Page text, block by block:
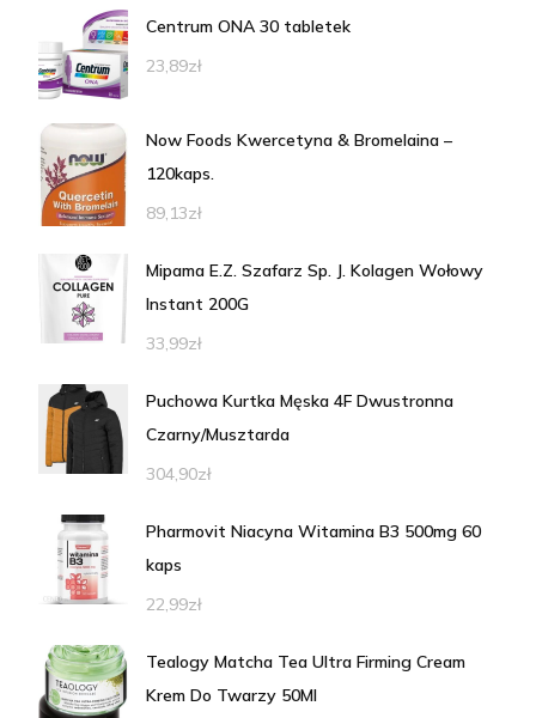
Centrum ONA 30 tabletek
23,89zł
Now Foods Kwercetyna & Bromelaina –
120kaps.
89,13zł
Mipama E.Z. Szafarz Sp. J. Kolagen Wołowy
Instant 200G
33,99zł
Puchowa Kurtka Męska 4F Dwustronna
Czarny/Musztarda
304,90zł
Pharmovit Niacyna Witamina B3 500mg 60
kaps
22,99zł
Tealogy Matcha Tea Ultra Firming Cream
Krem Do Twarzy 50Ml